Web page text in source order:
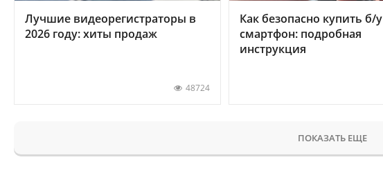
Лучшие видеорегистраторы в
2026 году: хиты продаж
48724
Как безопасно купить б/у
смартфон: подробная
инструкция
ПОКАЗАТЬ ЕЩЕ